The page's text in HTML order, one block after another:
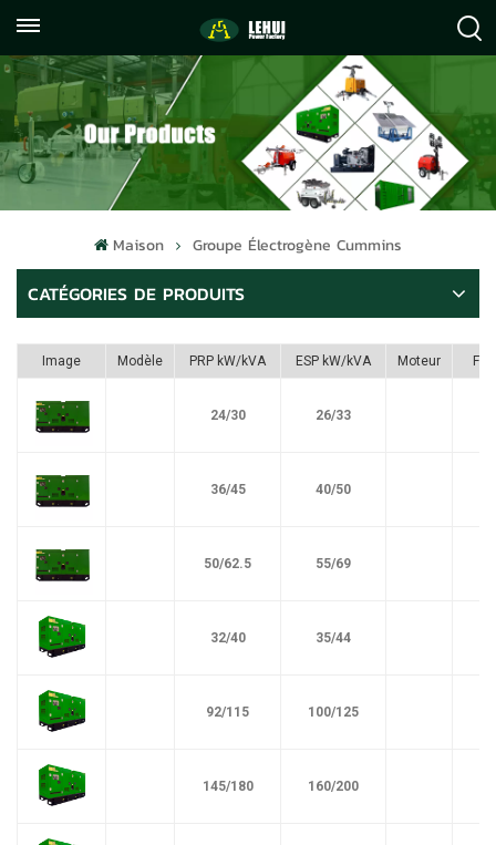
059122071372
info@lehuipowerfactory.com
Maison Groupe Électrogène Cummins
CATÉGORIES DE PRODUITS
Image Modèle PRP kW/kVA ESP kW/kVA Moteur
24/30 26/33
36/45 40/50
50/62.5 55/69
32/40 35/44
92/115 100/125
145/180 160/200